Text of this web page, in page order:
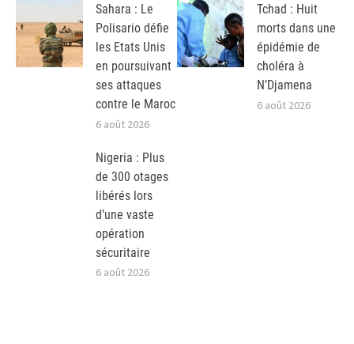
Sahara : Le
Polisario défie
les Etats Unis
en poursuivant
ses attaques
contre le Maroc
6 août 2026
Tchad : Huit
morts dans une
épidémie de
choléra à
N’Djamena
6 août 2026
Nigeria : Plus
de 300 otages
libérés lors
d’une vaste
opération
sécuritaire
6 août 2026